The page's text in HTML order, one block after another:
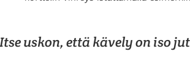
Itse uskon, että kävely on iso